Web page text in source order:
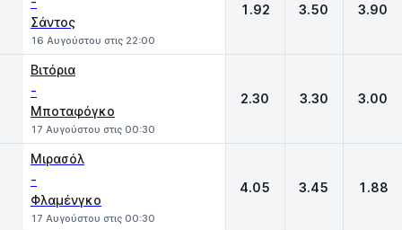
Σάντος
16 Αυγούστου στις 22:00
1.92 3.50 3.90
Βιτόρια
-
Μποταφόγκο
17 Αυγούστου στις 00:30
2.30 3.30 3.00
Μιρασόλ
-
Φλαμένγκο
17 Αυγούστου στις 00:30
4.05 3.45 1.88